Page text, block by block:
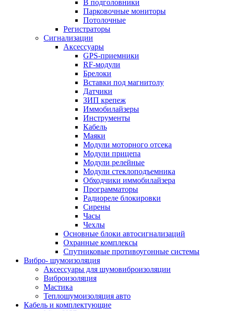
В подголовники
Парковочные мониторы
Потолочные
Регистраторы
Сигнализации
Аксессуары
GPS-приемники
RF-модули
Брелоки
Вставки под магнитолу
Датчики
ЗИП крепеж
Иммобилайзеры
Инструменты
Кабель
Маяки
Модули моторного отсека
Модули прицепа
Модули релейные
Модули стеклоподъемника
Обходчики иммобилайзера
Программаторы
Радиореле блокировки
Сирены
Часы
Чехлы
Основные блоки автосигнализаций
Охранные комплексы
Спутниковые противоугонные системы
Вибро- шумоизоляция
Аксессуары для шумовиброизоляции
Виброизоляция
Мастика
Теплошумоизоляция авто
Кабель и комплектующие